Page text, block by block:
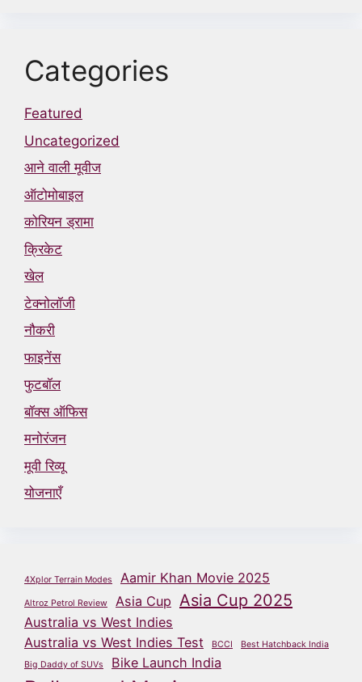
Categories
Featured
Uncategorized
आने वाली मूवीज
ऑटोमोबाइल
कोरियन ड्रामा
क्रिकेट
खेल
टेक्नोलॉजी
नौकरी
फाइनेंस
फुटबॉल
बॉक्स ऑफिस
मनोरंजन
मूवी रिव्यू
योजनाएँ
4Xplor Terrain Modes Aamir Khan Movie 2025
Altroz Petrol Review Asia Cup Asia Cup 2025
Australia vs West Indies
Australia vs West Indies Test
BCCI
Best Hatchback India
Big Daddy of SUVs
Bike Launch India